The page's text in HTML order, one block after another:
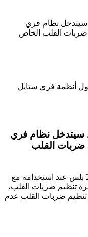
سيتدخل نظام فري
تنظيم ضربات القلب الخاص
أنظمة فري ستايل
سيتدخل نظام فري
ضربات القلب
لم يتم تقييم أداء نظام فري ستايل ليبري 2 بلس عند استخدامه مع
تنظيم ضربات القلب،
ضربات القلب عدم